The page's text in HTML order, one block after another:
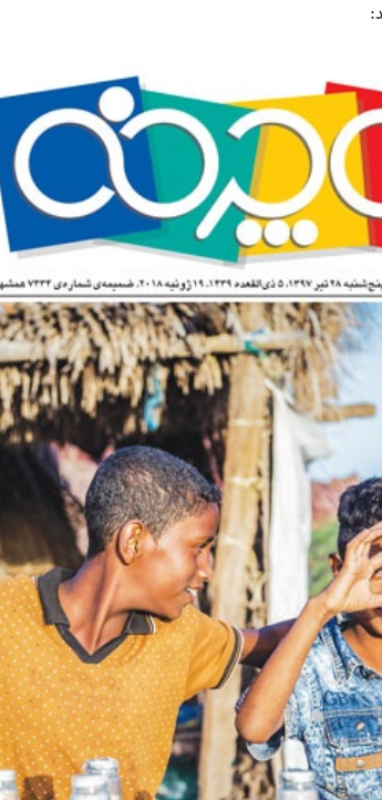
تحمیلی
۱۶۸
نبود!
جای این پک تقویت موی جلبک توی حمومت
خالیه!45%تخفیف
خرید محصول
فرصت